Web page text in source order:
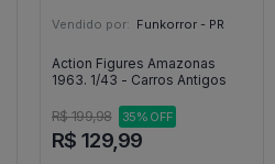
Vendido por: Funkorror - PR
Action Figures Amazonas
1963. 1/43 - Carros Antigos
R$ 199,98 35% OFF
R$ 129,99